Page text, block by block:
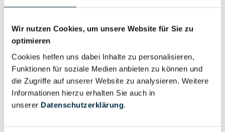
Wir nutzen Cookies, um unsere Website für Sie zu
optimieren
Cookies helfen uns dabei Inhalte zu personalisieren,
Funktionen für soziale Medien anbieten zu können und
die Zugriffe auf unserer Website zu analysieren. Weitere
Informationen hierzu erhalten Sie auch in
unserer Datenschutzerklärung.
Wirtschaftlich
Berechtigter
Vollständiges
Unternehmensprofil
anfragen